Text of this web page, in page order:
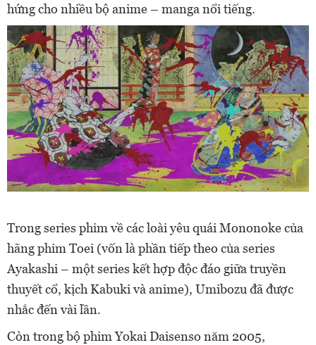
hứng cho nhiều bộ anime – manga nổi tiếng.
Trong series phim về các loài yêu quái Mononoke của
hãng phim Toei (vốn là phần tiếp theo của series
Ayakashi – một series kết hợp độc đáo giữa truyền
thuyết cổ, kịch Kabuki và anime), Umibozu đã được
nhắc đến vài lần.
Còn trong bộ phim Yokai Daisenso năm 2005,